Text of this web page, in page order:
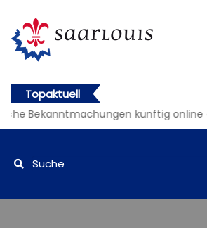
Topaktuell
Bekanntmachungen künftig online